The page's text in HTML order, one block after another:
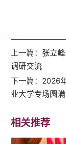
上一篇： 张立
调研交流
下一篇： 2026
业大学专场圆
相关推荐